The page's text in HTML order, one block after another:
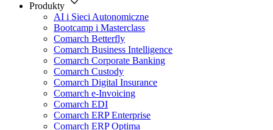
Produkty
AI i Sieci Autonomiczne
Bootcamp i Masterclass
Comarch Betterfly
Comarch Business Intelligence
Comarch Corporate Banking
Comarch Custody
Comarch Digital Insurance
Comarch e-Invoicing
Comarch EDI
Comarch ERP Enterprise
Comarch ERP Optima